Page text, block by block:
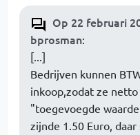
Op 22 februari
bprosman:
[...]
Bedrijven kunnen
inkoop,zodat ze
"toegevoegde
zijnde 1.50 Euro,